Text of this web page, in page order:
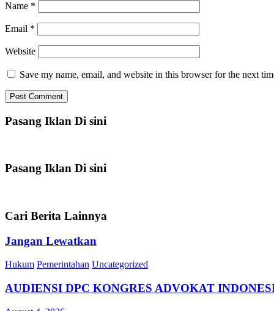
Name *
Email *
Website
Save my name, email, and website in this browser for the next
Pasang Iklan Di sini
Pasang Iklan Di sini
Cari Berita Lainnya
Jangan Lewatkan
Hukum Pemerintahan Uncategorized
AUDIENSI DPC KONGRES ADVOKAT